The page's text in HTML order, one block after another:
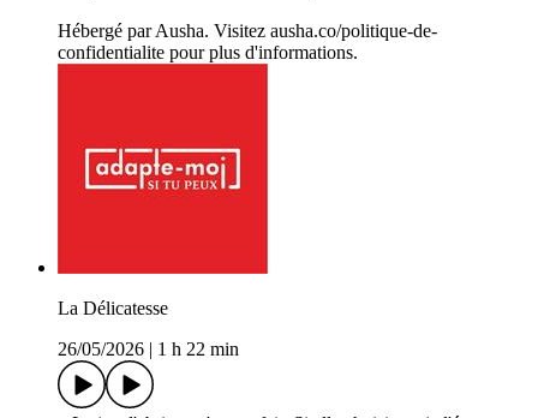
Hébergé par Ausha. Visitez ausha.co/politique-de-
confidentialite pour plus d'informations.
La Délicatesse
26/05/2026
1 h 22 min